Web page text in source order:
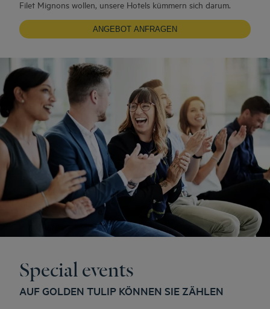
Filet Mignons wollen, unsere Hotels kümmern sich darum.
ANGEBOT ANFRAGEN
Special events
AUF GOLDEN TULIP KÖNNEN SIE ZÄHLEN